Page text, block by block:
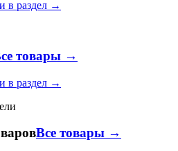
в раздел →
товары →
в раздел →
Все товары →